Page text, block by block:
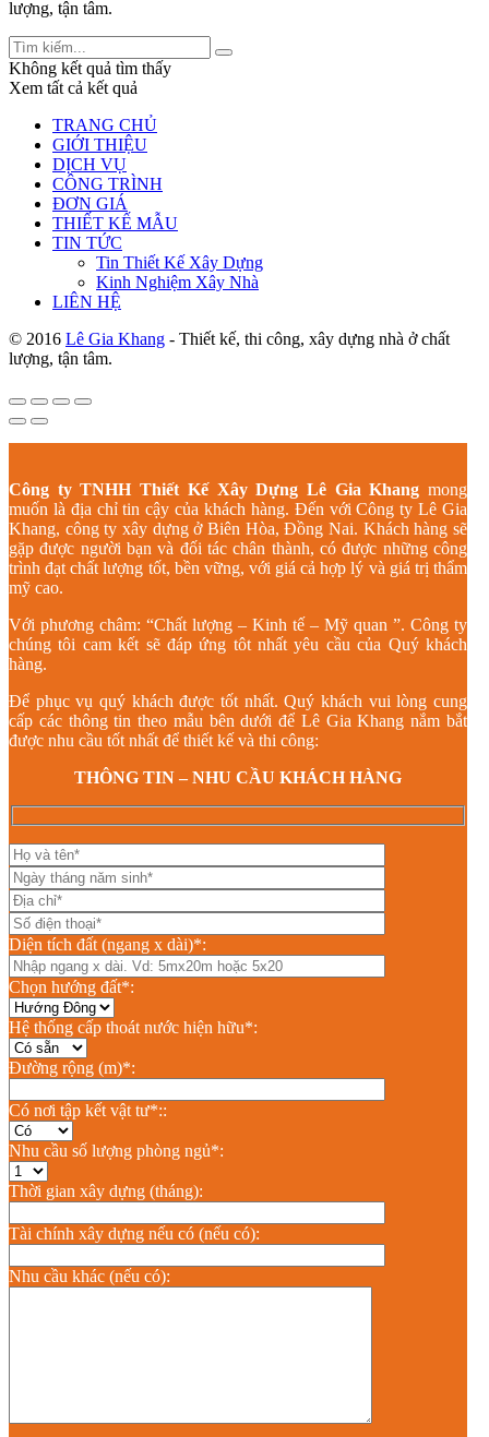
lượng, tận tâm.
Không kết quả tìm thấy
Xem tất cả kết quả
TRANG CHỦ
GIỚI THIỆU
DỊCH VỤ
CÔNG TRÌNH
ĐƠN GIÁ
THIẾT KẾ MẪU
TIN TỨC
Tin Thiết Kế Xây Dựng
Kinh Nghiệm Xây Nhà
LIÊN HỆ
© 2016 Lê Gia Khang - Thiết kế, thi công, xây dựng nhà ở chất
lượng, tận tâm.
Công ty TNHH Thiết Kế Xây Dựng Lê Gia Khang mong
muốn là địa chỉ tin cậy của khách hàng. Đến với Công ty Lê Gia
Khang, công ty xây dựng ở Biên Hòa, Đồng Nai. Khách hàng sẽ
gặp được người bạn và đối tác chân thành, có được những công
trình đạt chất lượng tốt, bền vững, với giá cả hợp lý và giá trị thẩm
mỹ cao.
Với phương châm: “Chất lượng – Kinh tế – Mỹ quan ”. Công ty
chúng tôi cam kết sẽ đáp ứng tôt nhất yêu cầu của Quý khách
hàng.
Để phục vụ quý khách được tốt nhất. Quý khách vui lòng cung
cấp các thông tin theo mẫu bên dưới để Lê Gia Khang nắm bắt
được nhu cầu tốt nhất để thiết kế và thi công:
THÔNG TIN – NHU CẦU KHÁCH HÀNG
Diện tích đất (ngang x dài)*:
Chọn hướng đất*:
Hệ thống cấp thoát nước hiện hữu*:
Đường rộng (m)*:
Có nơi tập kết vật tư*::
Nhu cầu số lượng phòng ngủ*:
Thời gian xây dựng (tháng):
Tài chính xây dựng nếu có (nếu có):
Nhu cầu khác (nếu có):